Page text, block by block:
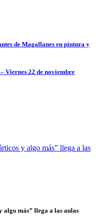
de Magallanes en pintura y
Viernes 22 de noviembre
algo más” llega a las aulas